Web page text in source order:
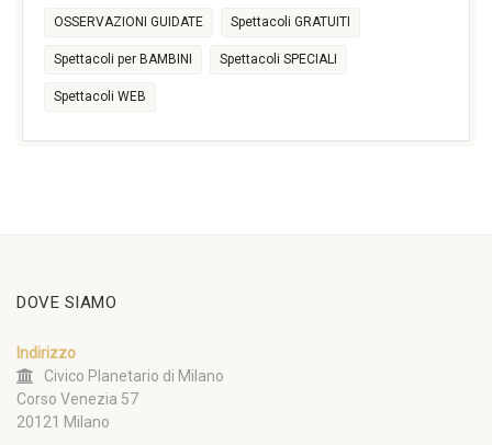
OSSERVAZIONI GUIDATE Spettacoli GRATUITI
Spettacoli per BAMBINI Spettacoli SPECIALI
Spettacoli WEB
DOVE SIAMO
Indirizzo
Civico Planetario di Milano
Corso Venezia 57
20121 Milano